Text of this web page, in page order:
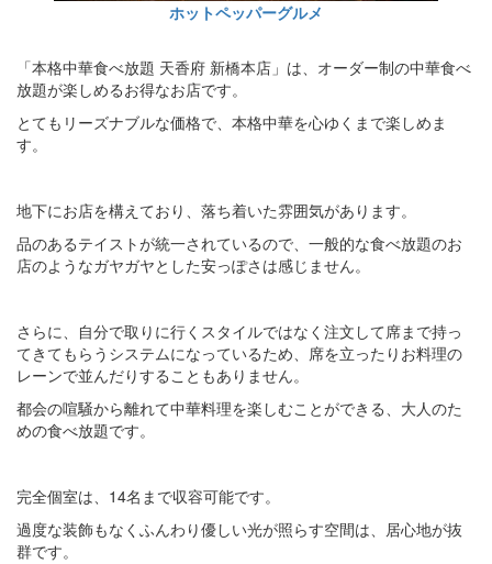
ホットペッパーグルメ
「本格中華食べ放題 天香府 新橋本店」は、オーダー制の中華食べ
放題が楽しめるお得なお店です。
とてもリーズナブルな価格で、本格中華を心ゆくまで楽しめま
す。
地下にお店を構えており、落ち着いた雰囲気があります。
品のあるテイストが統一されているので、一般的な食べ放題のお
店のようなガヤガヤとした安っぽさは感じません。
さらに、自分で取りに行くスタイルではなく注文して席まで持っ
てきてもらうシステムになっているため、席を立ったりお料理の
レーンで並んだりすることもありません。
都会の喧騒から離れて中華料理を楽しむことができる、大人のた
めの食べ放題です。
完全個室は、14名まで収容可能です。
過度な装飾もなくふんわり優しい光が照らす空間は、居心地が抜
群です。